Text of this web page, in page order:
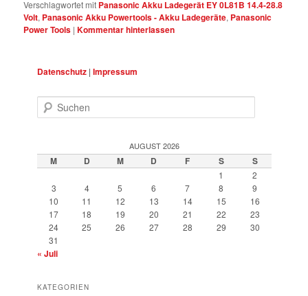
Verschlagwortet mit Panasonic Akku Ladegerät EY 0L81B 14.4-28.8
Volt, Panasonic Akku Powertools - Akku Ladegeräte, Panasonic
Power Tools |Kommentar hinterlassen
Datenschutz |Impressum
Suchen
AUGUST 2026
M D M D F S S
1
2
3
4 5 6 7 8
9
10
11 12 13 14 15
16
17
18 19 20 21 22
23
24
25 26 27 28 29
30
31
« Juli
KATEGORIEN